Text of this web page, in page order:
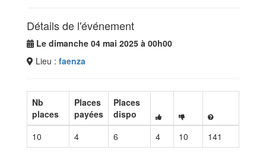
Détails de l'événement
Le dimanche 04 mai 2025 à 00h00
Lieu : faenza
Nb
places
Places
payées
Places
dispo
10
4 6 4 10 141